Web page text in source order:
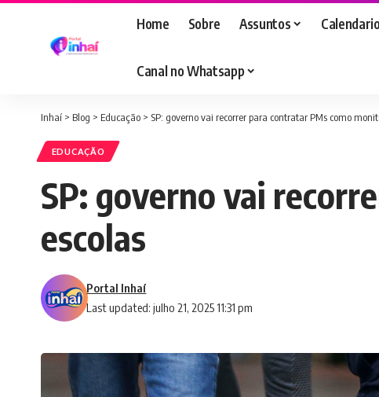
Home Sobre Assuntos
Canal no Whatsapp
Inhaí > Blog > Educação > SP: governo vai recorrer para contratar PMs como
EDUCAÇÃO
SP: governo vai
escolas
Last updated: julho 21, 2025 11:31 pm
Portal Inhaí